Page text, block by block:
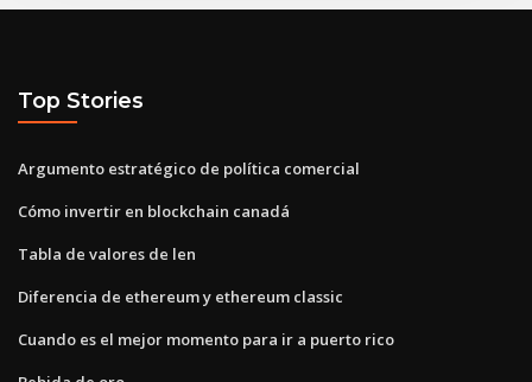
Top Stories
Argumento estratégico de política comercial
Cómo invertir en blockchain canadá
Tabla de valores de len
Diferencia de ethereum y ethereum classic
Cuando es el mejor momento para ir a puerto rico